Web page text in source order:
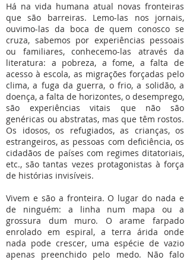
Há na vida humana atual novas fronteiras
que são barreiras. Lemo-las nos jornais,
ouvimo-las da boca de quem conosco se
cruza, sabemos por experiências pessoais
ou familiares, conhecemo-las através da
literatura: a pobreza, a fome, a falta de
acesso à escola, as migrações forçadas pelo
clima, a fuga da guerra, o frio, a solidão, a
doença, a falta de horizontes, o desemprego,
são experiências vitais que não são
genéricas ou abstratas, mas que têm rostos.
Os idosos, os refugiados, as crianças, os
estrangeiros, as pessoas com deficiência, os
cidadãos de países com regimes ditatoriais,
etc., são tantas vezes protagonistas à força
de histórias invisíveis.
Vivem e são a fronteira. O lugar do nada e
de ninguém: a linha num mapa ou a
grossura dum muro. O arame farpado
enrolado em espiral, a terra árida onde
nada pode crescer, uma espécie de vazio
apenas preenchido pelo medo. Não falo